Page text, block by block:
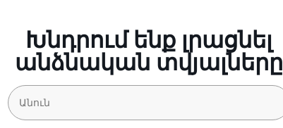
Խնդրում ենք լրացնել
անձնական տվյալները